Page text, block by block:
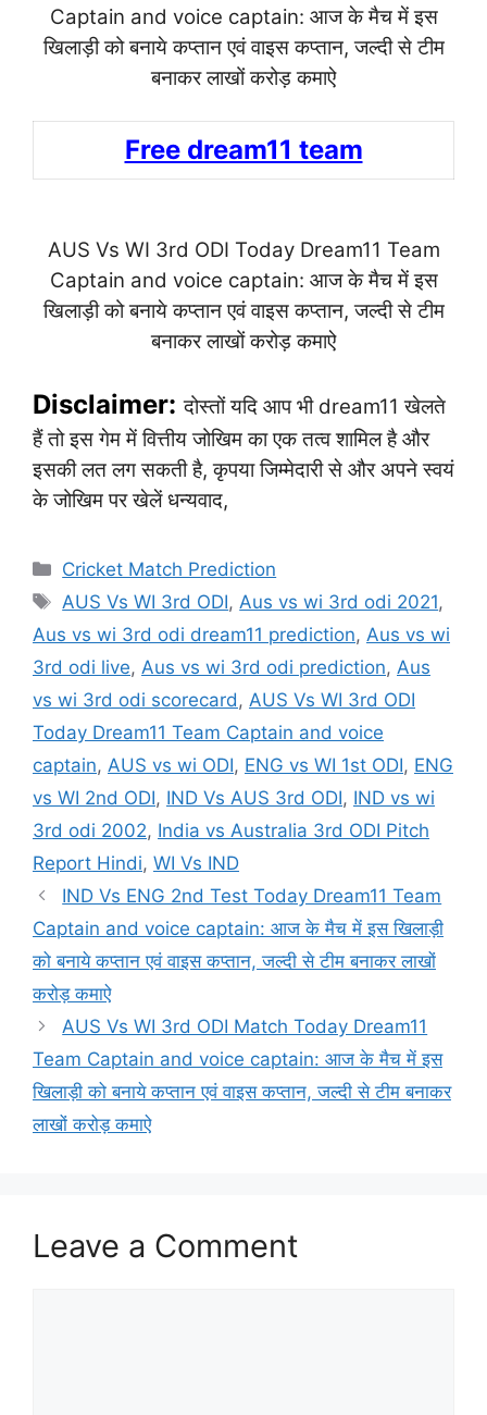
Captain and voice captain: आज के मैच में इस
खिलाड़ी को बनाये कप्तान एवं वाइस कप्तान, जल्दी से टीम
बनाकर लाखों करोड़ कमाऐ
Free dream11 team
AUS Vs WI 3rd ODI Today Dream11 Team
Captain and voice captain: आज के मैच में इस
खिलाड़ी को बनाये कप्तान एवं वाइस कप्तान, जल्दी से टीम
बनाकर लाखों करोड़ कमाऐ
Disclaimer: दोस्तों यदि आप भी dream11 खेलते
हैं तो इस गेम में वित्तीय जोखिम का एक तत्व शामिल है और
इसकी लत लग सकती है, कृपया जिम्मेदारी से और अपने स्वयं
के जोखिम पर खेलें धन्यवाद,
Categories
Cricket Match Prediction
Tags
AUS Vs WI 3rd ODI, Aus vs wi 3rd odi 2021,
Aus vs wi 3rd odi dream11 prediction, Aus vs wi
3rd odi live, Aus vs wi 3rd odi prediction, Aus
vs wi 3rd odi scorecard , AUS Vs WI 3rd ODI
Today Dream11 Team Captain and voice
captain, AUS vs wi ODI, ENG vs WI 1st ODI, ENG
vs WI 2nd ODI, IND Vs AUS 3rd ODI, IND vs wi
3rd odi 2002, India vs Australia 3rd ODI Pitch
Report Hindi, WI Vs IND
IND Vs ENG 2nd Test Today Dream11 Team
Captain and voice captain: आज के मैच में इस खिलाड़ी
को बनाये कप्तान एवं वाइस कप्तान, जल्दी से टीम बनाकर लाखों
करोड़ कमाऐ
AUS Vs WI 3rd ODI Match Today Dream11
Team Captain and voice captain: आज के मैच में इस
खिलाड़ी को बनाये कप्तान एवं वाइस कप्तान, जल्दी से टीम बनाकर
लाखों करोड़ कमाऐ
Leave a Comment